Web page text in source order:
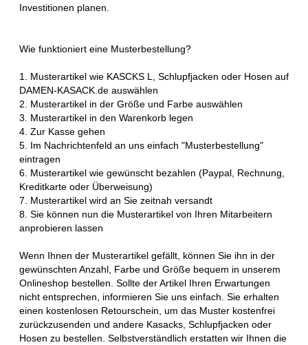
Investitionen planen.
Wie funktioniert eine Musterbestellung?
1. Musterartikel wie KASCKS L, Schlupfjacken oder Hosen auf
DAMEN-KASACK.de auswählen
2. Musterartikel in der Größe und Farbe auswählen
3. Musterartikel in den Warenkorb legen
4. Zur Kasse gehen
5. Im Nachrichtenfeld an uns einfach "Musterbestellung"
eintragen
6. Musterartikel wie gewünscht bezahlen (Paypal, Rechnung,
Kreditkarte oder Überweisung)
7. Musterartikel wird an Sie zeitnah versandt
8. Sie können nun die Musterartikel von Ihren Mitarbeitern
anprobieren lassen
Wenn Ihnen der Musterartikel gefällt, können Sie ihn in der
gewünschten Anzahl, Farbe und Größe bequem in unserem
Onlineshop bestellen. Sollte der Artikel Ihren Erwartungen
nicht entsprechen, informieren Sie uns einfach. Sie erhalten
einen kostenlosen Retourschein, um das Muster kostenfrei
zurückzusenden und andere Kasacks, Schlupfjacken oder
Hosen zu bestellen. Selbstverständlich erstatten wir Ihnen die